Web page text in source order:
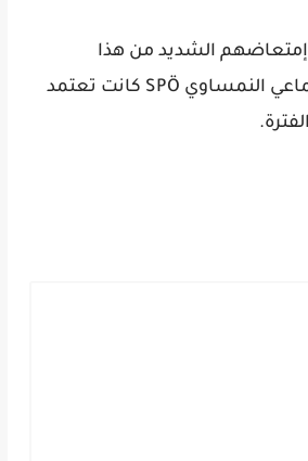
الشديد من هذا
المخطط. تجدر الإشارة أن الجامعات في فترة حكم الحزب الإجتماعي النمساوي SPÖ كانت تعتمد